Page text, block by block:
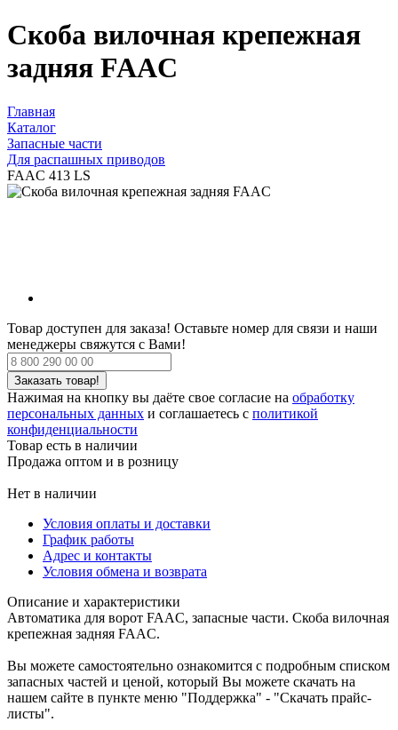
Скоба вилочная крепежная
задняя FAAC
Главная
Каталог
Запасные части
Для распашных приводов
FAAC 413 LS
Товар доступен для заказа! Оставьте номер для связи и наши
менеджеры свяжутся с Вами!
Нажимая на кнопку вы даёте свое согласие на обработку
персональных данных и соглашаетесь с политикой
конфиденциальности
Товар есть в наличии
Продажа оптом и в розницу
Нет в наличии
Условия оплаты и доставки
График работы
Адрес и контакты
Условия обмена и возврата
Описание и характеристики
Автоматика для ворот FAAC, запасные части. Скоба вилочная
крепежная задняя FAAC.
Вы можете самостоятельно ознакомится с подробным списком
запасных частей и ценой, который Вы можете скачать на
нашем сайте в пункте меню "Поддержка" - "Скачать прайс-
листы".